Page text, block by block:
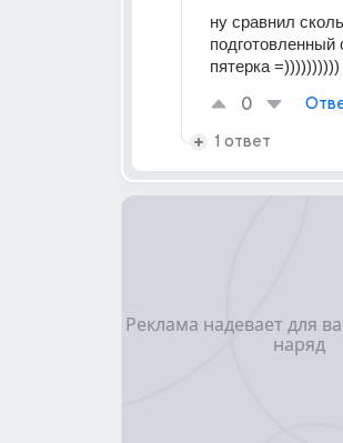
ну сравнил
подготовленный
пятерка =))))))))))
0
1 ответ